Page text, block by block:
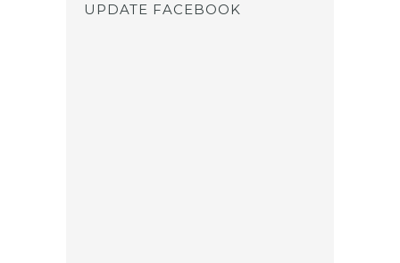
UPDATE FACEBOOK